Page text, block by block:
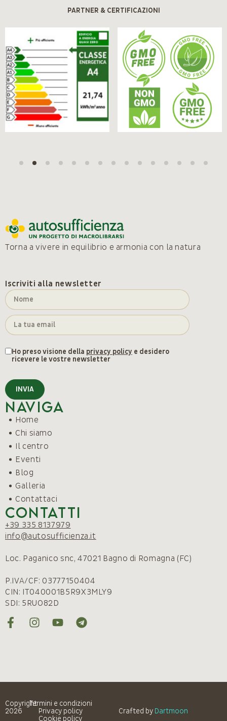
PARTNER & CERTIFICAZIONI
Torna a vivere in equilibrio e armonia con la natura
Iscriviti alla newsletter
Ho preso visione della privacy policy e desidero
ricevere le vostre newsletter
INVIA
Naviga
Home
Chi siamo
Il centro
Eventi
Blog
Galleria
Contattaci
Contatti
+39 335 8137979
info@autosufficienza.it
Loc. Paganico snc, 47021 Bagno di Romagna (FC)
P.IVA/CF: 03777150404
CIN: IT040001B5R9X3MLY9
SDI: 5RUO82D
Copyright
2026
Termini e condizioni
Privacy policy
Cookie policy
Crafted by Dartmoon